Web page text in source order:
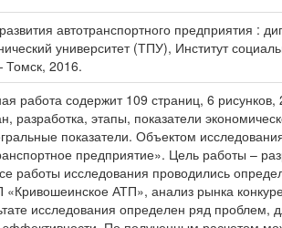
автотранспортного предприятия
университет (ТПУ), Институт
2016.
работа содержит 109 страниц, 6
разработка, этапы, показатели
показатели. Объектом
предприятие». Цель работы –
работы исследования проводились
АТП», анализ рынка
исследования определен ряд проблем,